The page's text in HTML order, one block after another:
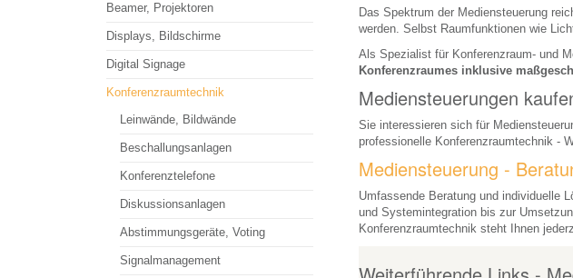
Beamer, Projektoren
Displays, Bildschirme
Digital Signage
Konferenzraumtechnik
Leinwände, Bildwände
Beschallungsanlagen
Konferenztelefone
Diskussionsanlagen
Abstimmungsgeräte, Voting
Signalmanagement
Das Spektrum der Mediensteuerung
werden. Selbst Raumfunktionen wie
Als Spezialist für Konferenzraum- und
Konferenzraumes inklusive
Mediensteuerungen
Sie interessieren sich für
professionelle Konferenzraumtechnik -
Mediensteuerung -
Umfassende Beratung und individuelle
und Systemintegration bis zur
Konferenzraumtechnik steht Ihnen